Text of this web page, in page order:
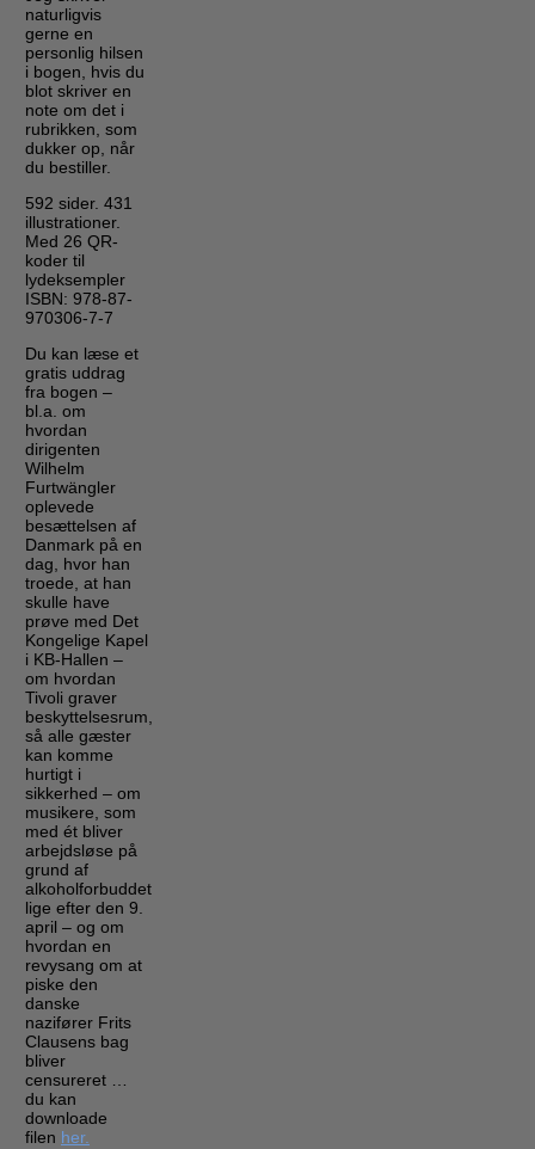
naturligvis
gerne en
personlig hilsen
i bogen, hvis du
blot skriver en
note om det i
rubrikken, som
dukker op, når
du bestiller.
592 sider. 431
illustrationer.
Med 26 QR-
koder til
lydeksempler
ISBN: 978-87-
970306-7-7
Du kan læse et
gratis uddrag
fra bogen –
bl.a. om
hvordan
dirigenten
Wilhelm
Furtwängler
oplevede
besættelsen af
Danmark på en
dag, hvor han
troede, at han
skulle have
prøve med Det
Kongelige Kapel
i KB-Hallen –
om hvordan
Tivoli graver
beskyttelsesrum,
så alle gæster
kan komme
hurtigt i
sikkerhed – om
musikere, som
med ét bliver
arbejdsløse på
grund af
alkoholforbuddet
lige efter den 9.
april – og om
hvordan en
revysang om at
piske den
danske
nazifører Frits
Clausens bag
bliver
censureret …
du kan
downloade
filen her.